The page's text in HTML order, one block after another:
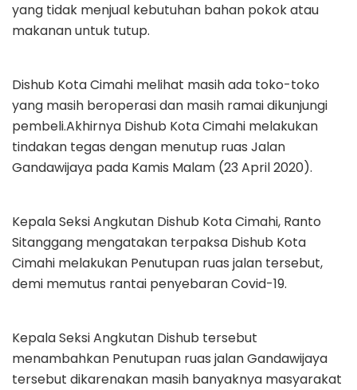
yang tidak menjual kebutuhan bahan pokok atau
makanan untuk tutup.
Dishub Kota Cimahi melihat masih ada toko-toko
yang masih beroperasi dan masih ramai dikunjungi
pembeli.Akhirnya Dishub Kota Cimahi melakukan
tindakan tegas dengan menutup ruas Jalan
Gandawijaya pada Kamis Malam (23 April 2020).
Kepala Seksi Angkutan Dishub Kota Cimahi, Ranto
Sitanggang mengatakan terpaksa Dishub Kota
Cimahi melakukan Penutupan ruas jalan tersebut,
demi memutus rantai penyebaran Covid-19.
Kepala Seksi Angkutan Dishub tersebut
menambahkan Penutupan ruas jalan Gandawijaya
tersebut dikarenakan masih banyaknya masyarakat